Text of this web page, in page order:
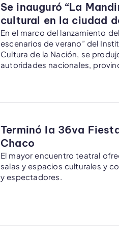
Se inauguró “La
cultural en la ciudad
En el marco del lanzamiento
escenarios de verano” del
Cultura de la Nación, se
autoridades nacionales,
Terminó la 36va
Chaco
El mayor encuentro teatral
salas y espacios culturales y
y espectadores.